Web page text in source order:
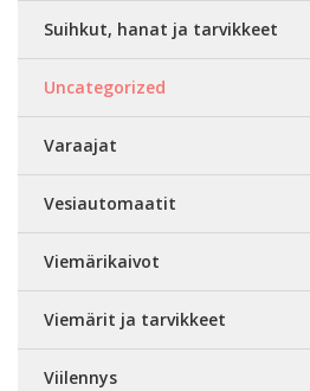
Suihkut, hanat ja tarvikkeet
Uncategorized
Varaajat
Vesiautomaatit
Viemärikaivot
Viemärit ja tarvikkeet
Viilennys